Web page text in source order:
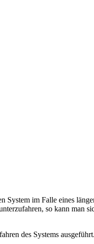
im Falle eines
so kann man
des Systems